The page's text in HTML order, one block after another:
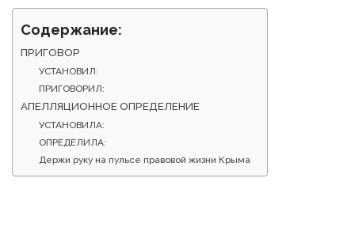
Содержание:
ПРИГОВОР
УСТАНОВИЛ:
ПРИГОВОРИЛ:
АПЕЛЛЯЦИОННОЕ ОПРЕДЕЛЕНИЕ
УСТАНОВИЛА:
ОПРЕДЕЛИЛА:
Держи руку на пульсе правовой жизни Крыма